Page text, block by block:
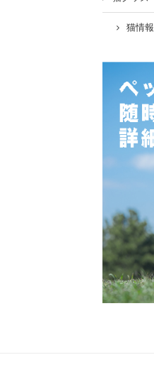
猫情報